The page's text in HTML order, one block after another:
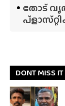
തോട്
DONT MISS IT